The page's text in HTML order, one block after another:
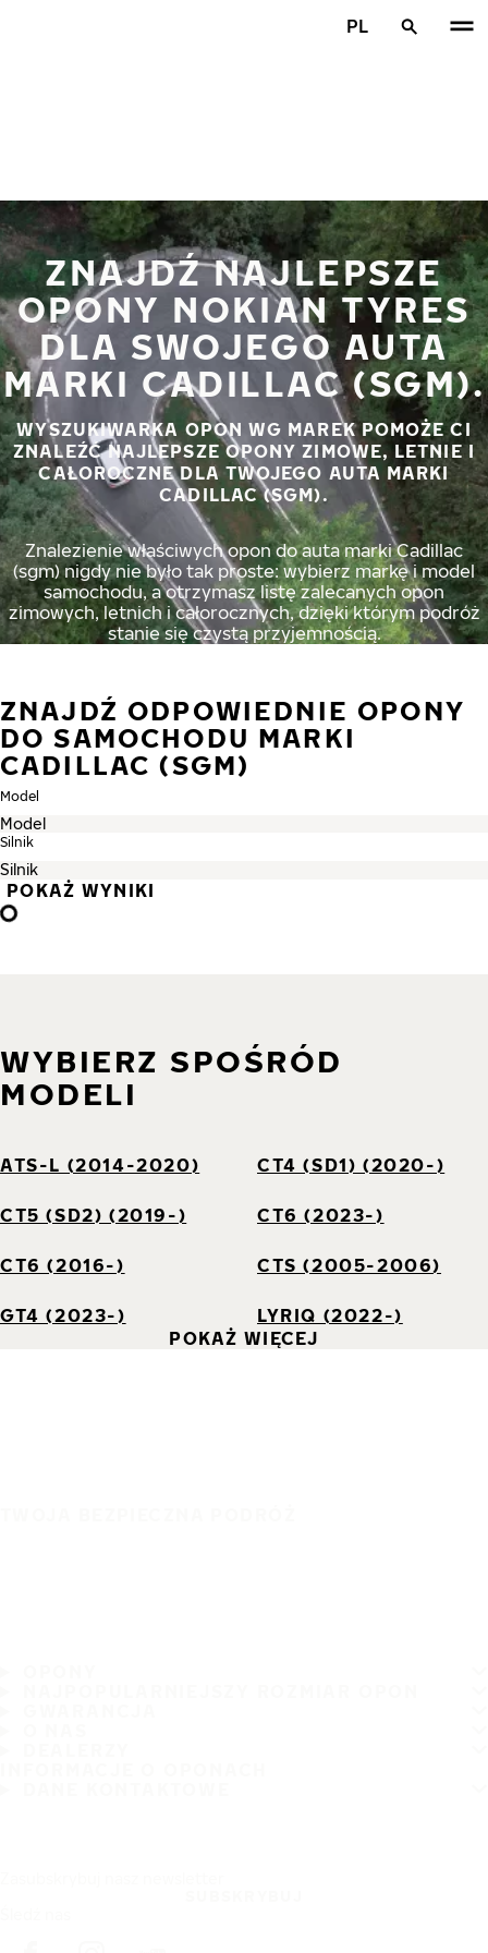
PL
ZNAJDŹ NAJLEPSZE
OPONY NOKIAN TYRES
DLA SWOJEGO AUTA
MARKI CADILLAC (SGM).
WYSZUKIWARKA OPON WG MAREK POMOŻE CI
ZNALEŹĆ NAJLEPSZE OPONY ZIMOWE, LETNIE I
CAŁOROCZNE DLA TWOJEGO AUTA MARKI
CADILLAC (SGM).
Znalezienie właściwych opon do auta marki Cadillac
(sgm) nigdy nie było tak proste: wybierz markę i model
samochodu, a otrzymasz listę zalecanych opon
zimowych, letnich i całorocznych, dzięki którym podróż
stanie się czystą przyjemnością.
ZNAJDŹ ODPOWIEDNIE OPONY
DO SAMOCHODU MARKI
CADILLAC (SGM)
Model
Silnik
POKAŻ WYNIKI
WYBIERZ SPOŚRÓD
MODELI
ATS-L (2014-2020) CT4 (SD1) (2020-)
CT5 (SD2) (2019-) CT6 (2023-)
CT6 (2016-) CTS (2005-2006)
GT4 (2023-)
LYRIQ (2022-)
POKAŻ WIĘCEJ